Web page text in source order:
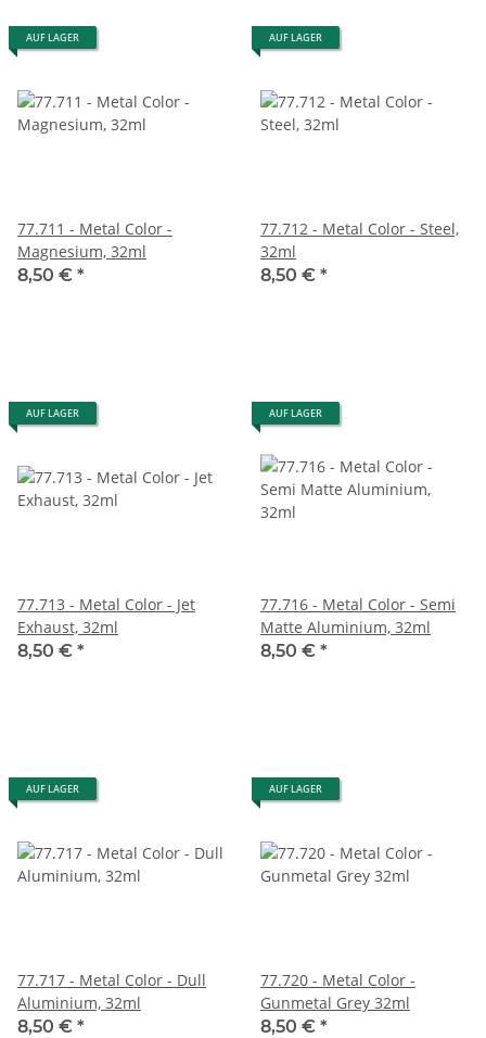
AUF LAGER
77.711 - Metal Color -
Magnesium, 32ml
8,50 € *
AUF LAGER
77.712 - Metal Color - Steel,
32ml
8,50 € *
AUF LAGER
77.713 - Metal Color - Jet
Exhaust, 32ml
8,50 € *
AUF LAGER
77.716 - Metal Color - Semi
Matte Aluminium, 32ml
8,50 € *
AUF LAGER
77.717 - Metal Color - Dull
Aluminium, 32ml
8,50 € *
AUF LAGER
77.720 - Metal Color -
Gunmetal Grey 32ml
8,50 € *